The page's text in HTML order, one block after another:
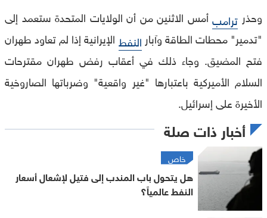
وحذر ترامب أمس الاثنين من أن الولايات المتحدة ستعمد إلى
"تدمير" محطات الطاقة وآبار النفط الإيرانية إذا لم تعاود طهران
فتح المضيق. وجاء ذلك في أعقاب رفض طهران مقترحات
السلام الأميركية باعتبارها "غير واقعية" وضرباتها الصاروخية
الأخيرة على إسرائيل.
أخبار ذات صلة
خاص
هل يتحول باب المندب إلى فتيل لإشعال أسعار
النفط عالمياً؟